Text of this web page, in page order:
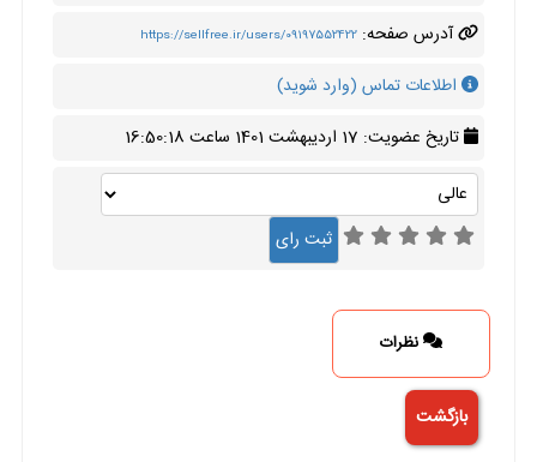
آدرس صفحه:https://sellfree.ir/users/09197552422
اطلاعات تماس (وارد شوید)
تاریخ عضویت: 17 اردیبهشت 1401 ساعت 16:50:18
نظرات